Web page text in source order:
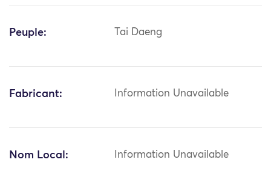
Peuple: Tai Daeng
Fabricant: Information Unavailable
Nom Local: Information Unavailable